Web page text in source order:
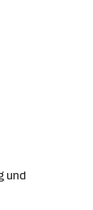
und